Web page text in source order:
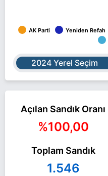
AK Parti Yeniden Refah
2024 Yerel Seçim
Açılan Sandık Oranı
%100,00
Toplam Sandık
1.546